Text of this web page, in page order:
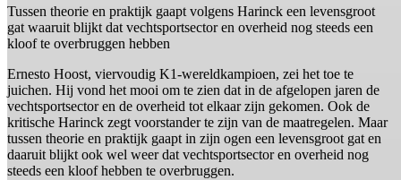
Tussen theorie en praktijk gaapt volgens Harinck een levensgroot
gat waaruit blijkt dat vechtsportsector en overheid nog steeds een
kloof te overbruggen hebben
Ernesto Hoost, viervoudig K1-wereldkampioen, zei het toe te
juichen. Hij vond het mooi om te zien dat in de afgelopen jaren de
vechtsportsector en de overheid tot elkaar zijn gekomen. Ook de
kritische Harinck zegt voorstander te zijn van de maatregelen. Maar
tussen theorie en praktijk gaapt in zijn ogen een levensgroot gat en
daaruit blijkt ook wel weer dat vechtsportsector en overheid nog
steeds een kloof hebben te overbruggen.